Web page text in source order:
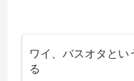
ワイ、バスオタと
る